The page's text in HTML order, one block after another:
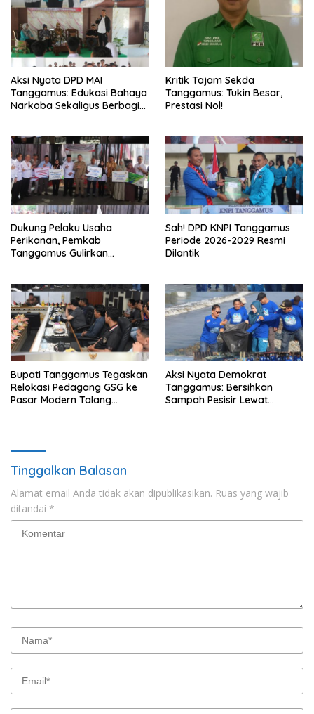
Aksi Nyata DPD MAI
Tanggamus: Edukasi Bahaya
Narkoba Sekaligus Berbagi
Kritik Tajam Sekda
Tanggamus: Tukin Besar,
Prestasi Nol!
Dukung Pelaku Usaha
Perikanan, Pemkab
Tanggamus Gulirkan
Sah! DPD KNPI Tanggamus
Periode 2026-2029 Resmi
Dilantik
Bupati Tanggamus Tegaskan
Relokasi Pedagang GSG ke
Pasar Modern Talang
Aksi Nyata Demokrat
Tanggamus: Bersihkan
Sampah Pesisir Lewat
Tinggalkan Balasan
Alamat email Anda tidak akan dipublikasikan. Ruas yang wajib
ditandai *